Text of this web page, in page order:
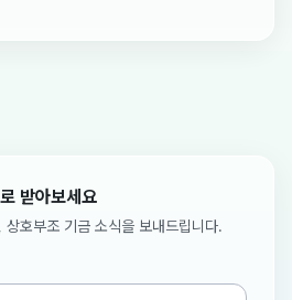
받아보세요
호부조 기금 소식을 보내드립니다.